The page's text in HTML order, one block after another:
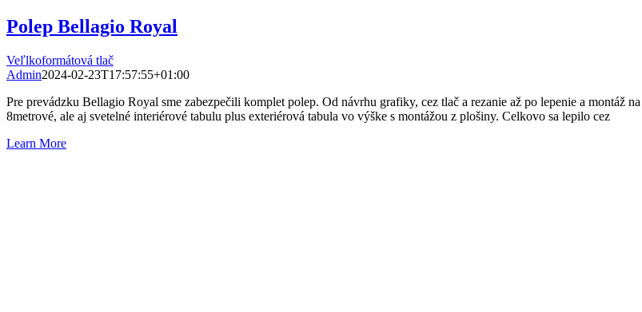
Polep Bellagio Royal
Veľlkoformátová tlač
Admin2024-02-23T17:57:55+01:00
Pre prevádzku Bellagio Royal sme zabezpečili komplet polep. Od návrhu grafiky, cez tlač a rezanie až po lepenie a montáž
8metrové, ale aj svetelné interiérové tabulu plus exteriérová tabula vo výške s montážou z plošiny. Celkovo sa lepilo cez
Learn More